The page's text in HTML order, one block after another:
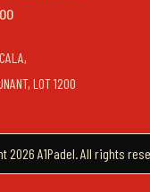
LOT 1200
2026 A1Padel. All rights